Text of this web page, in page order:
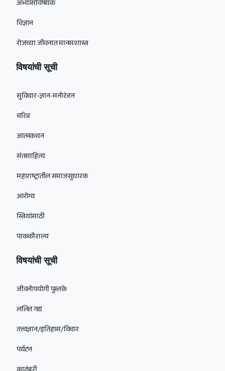
अभ्यासविषयक
विज्ञान
रोजच्या जीवनात मानसशास्त्र
विषयांची सूची
सुविचार-ज्ञान-मनोरंजन
चरित्र
आत्मकथन
संतसाहित्य
महाराष्ट्रातील समाजसुधारक
आरोग्य
स्त्रियांसाठी
पाककौशल्य
विषयांची सूची
जीवनोपयोगी पुस्तके
ललित गद्य
तत्त्वज्ञान/इतिहास/विचार
पर्यटन